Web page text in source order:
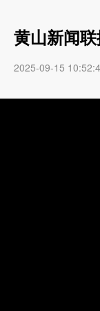
黄山新闻
2025-09-15